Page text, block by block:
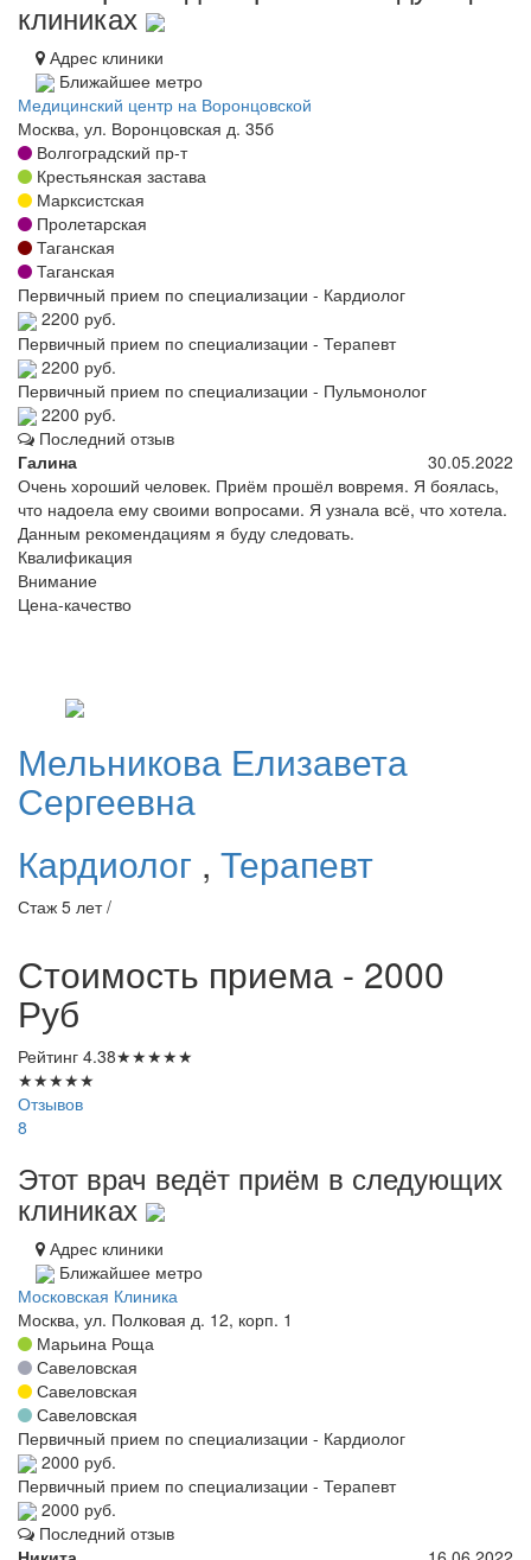
клиниках
Адрес клиники
Ближайшее метро
Медицинский центр на Воронцовской
Москва, ул. Воронцовская д. 35б
Волгоградский пр-т
Крестьянская застава
Марксистская
Пролетарская
Таганская
Таганская
Первичный прием по специализации - Кардиолог
2200 руб.
Первичный прием по специализации - Терапевт
2200 руб.
Первичный прием по специализации - Пульмонолог
2200 руб.
Последний отзыв
Галина
30.05.2022
Очень хороший человек. Приём прошёл вовремя. Я боялась,
что надоела ему своими вопросами. Я узнала всё, что хотела.
Данным рекомендациям я буду следовать.
Квалификация
Внимание
Цена-качество
Мельникова Елизавета
Сергеевна
Кардиолог , Терапевт
Стаж 5 лет /
Стоимость приема - 2000
Руб
Рейтинг 4.38★★★★★
★★★★★
Отзывов
8
Этот врач ведёт приём в следующих
клиниках
Адрес клиники
Ближайшее метро
Московская Клиника
Москва, ул. Полковая д. 12, корп. 1
Марьина Роща
Савеловская
Савеловская
Савеловская
Первичный прием по специализации - Кардиолог
2000 руб.
Первичный прием по специализации - Терапевт
2000 руб.
Последний отзыв